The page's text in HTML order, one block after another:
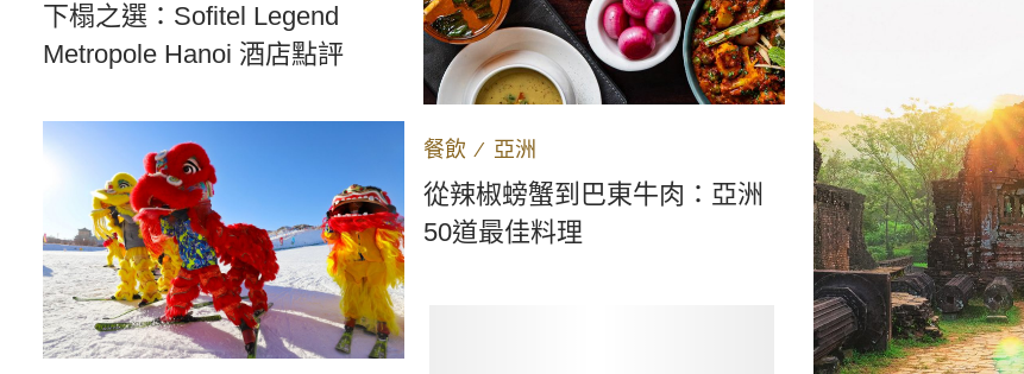
下榻之選：Sofitel Legend
Metropole Hanoi 酒店點評
餐飲 ∕ 亞洲
從辣椒螃蟹到巴東牛肉：亞洲
50道最佳料理